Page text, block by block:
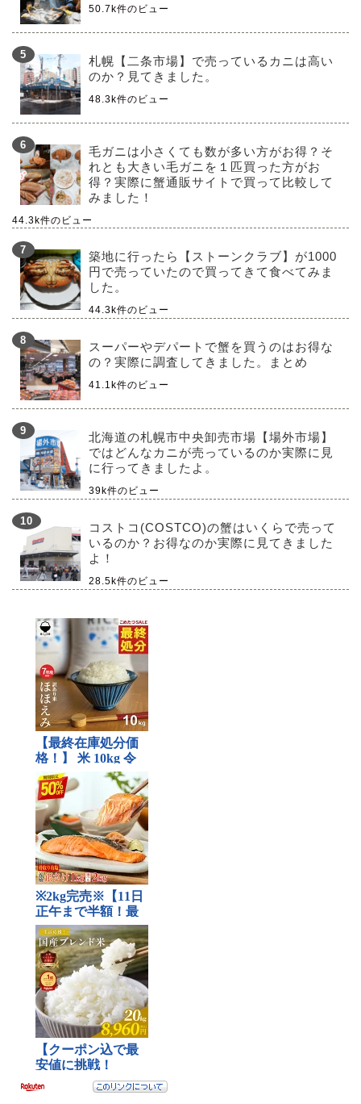
50.7k件のビュー
札幌【二条市場】で売っているカニは高い
のか？見てきました。
48.3k件のビュー
毛ガニは小さくても数が多い方がお得？そ
れとも大きい毛ガニを１匹買った方がお
得？実際に蟹通販サイトで買って比較して
みました！
44.3k件のビュー
築地に行ったら【ストーンクラブ】が1000
円で売っていたので買ってきて食べてみま
した。
44.3k件のビュー
スーパーやデパートで蟹を買うのはお得な
の？実際に調査してきました。まとめ
41.1k件のビュー
北海道の札幌市中央卸売市場【場外市場】
ではどんなカニが売っているのか実際に見
に行ってきましたよ。
39k件のビュー
コストコ(COSTCO)の蟹はいくらで売って
いるのか？お得なのか実際に見てきました
よ！
28.5k件のビュー